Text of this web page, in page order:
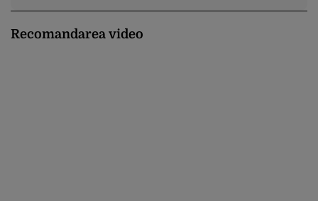
Recomandarea video